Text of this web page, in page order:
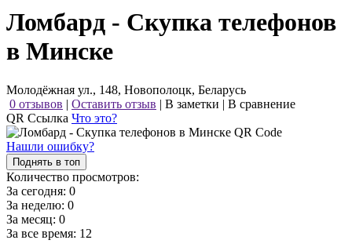
Ломбард - Скупка телефонов
в Минске
Молодёжная ул., 148, Новополоцк, Беларусь
0 отзывов | Оставить отзыв | В заметки | В сравнение
QR Ссылка Что это?
Нашли ошибку?
Поднять в топ
Количество просмотров:
За сегодня: 0
За неделю: 0
За месяц: 0
За все время: 12